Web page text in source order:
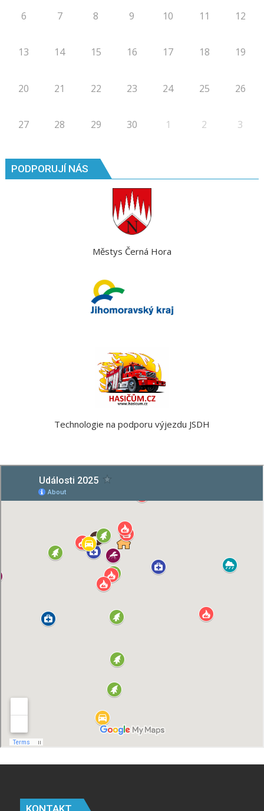
6 7 8 9 10 11 12
13 14 15 16 17 18 19
20 21 22 23 24 25 26
27 28 29 30 1 2 3
PODPORUJÍ NÁS
Městys Černá Hora
Technologie na podporu výjezdu JSDH
KONTAKT